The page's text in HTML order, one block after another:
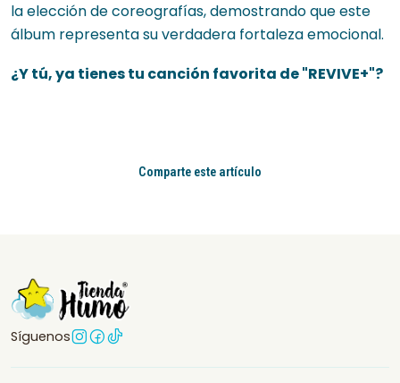
la elección de coreografías, demostrando que este
álbum representa su verdadera fortaleza emocional.
¿Y tú, ya tienes tu canción favorita de "REVIVE+"?
Comparte este artículo
Síguenos